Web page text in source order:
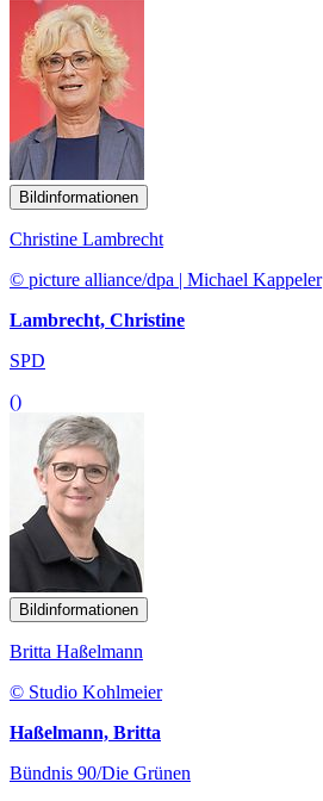
Bildinformationen
Christine Lambrecht
© picture alliance/dpa | Michael Kappeler
Lambrecht, Christine
SPD
()
Bildinformationen
Britta Haßelmann
© Studio Kohlmeier
Haßelmann, Britta
Bündnis 90/Die Grünen